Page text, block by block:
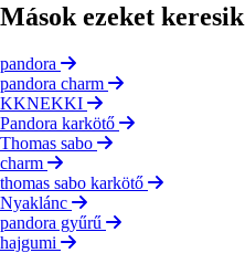
Mások ezeket keresik
pandora
pandora charm
KKNEKKI
Pandora karkötő
Thomas sabo
charm
thomas sabo karkötő
Nyaklánc
pandora gyűrű
hajgumi